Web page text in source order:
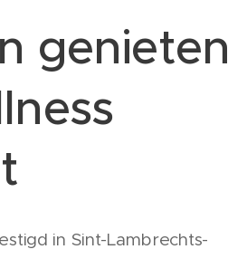
genieten
in Sint-Lambrechts-